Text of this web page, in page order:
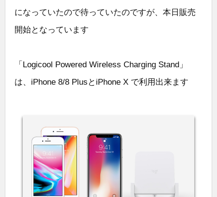
になっていたので待っていたのですが、本日販売
開始となっています
「Logicool Powered Wireless Charging Stand」
は、iPhone 8/8 PlusとiPhone X で利用出来ます